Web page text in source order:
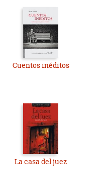
Cuentos inéditos
La casa del juez